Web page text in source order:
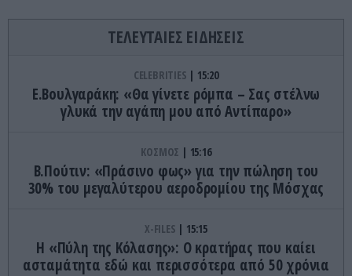
ΤΕΛΕΥΤΑΙΕΣ ΕΙΔΗΣΕΙΣ
CELEBRITIES 15:20
Ε.Βουλγαράκη: «Θα γίνετε ρόμπα – Σας στέλνω
γλυκά την αγάπη μου από Αντίπαρο»
ΚΟΣΜΟΣ 15:16
Β.Πούτιν: «Πράσινο φως» για την πώληση του
30% του μεγαλύτερου αεροδρομίου της Μόσχας
X-FILES 15:15
Η «Πύλη της Κόλασης»: Ο κρατήρας που καίει
ασταμάτητα εδώ και περισσότερα από 50 χρόνια